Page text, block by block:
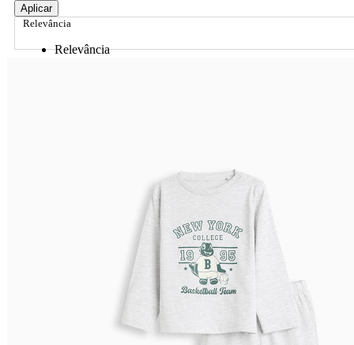
Aplicar
Relevância
Relevância
Nome do Produto A - Z
Nome do Produto Z - A